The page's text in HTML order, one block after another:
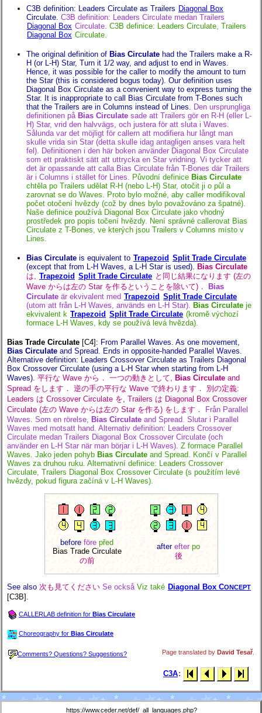
C3B definition: Leaders Circulate as Trailers Diagonal Box
Circulate. C3B definition: Leaders Circulate medan Trailers
Diagonal Box Circulate. C3B definice: Leaders Circulate, Trailers
Diagonal Box Circulate.
The original definition of Bias Circulate had the Trailers make a R-
H (or L-H) Star, Turn it 1/2 way, and adjust to end in Waves.
Hence, it was possible for the caller to modify the amount to turn
the Star (this is considered bogus today). Our definition uses
Diagonal Box Circulate as a convenient way to express turning the
Star. It is inappropriate to call Bias Circulate from T-Bones such
that the Trailers are in Columns instead of Lines. Den ursprungliga
definitionen på Bias Circulate sade att Trailers gör en R-H (eller L-
H) Star, vrid den halvvägs, och justera för att sluta i Waves.
Sålunda var det möjligt för callern att modifiera hur långt man
skulle vrida sin Star (detta skulle idag antagligen anses vara helt
fel). Definitionen i den här boken använder Diagonal Box Circulate
som ett praktiskt sätt att uttrycka en Star vridning. Vi tycker att
det är opassande att calla Bias Circulate från T-Bones där Trailers
är i Columns i stället för Lines. Původní definice Bias Circulate
chtěla po Trailers udělat R-H (nebo L-H) Star, otočit ji o půl a
zarovnat se do Waves. Proto bylo možné, aby caller modifikoval
počet otočení hvězdy (což by dnes bylo považováno za špatné).
Naše definice používá Diagonal Box Circulate jako vhodný
prostředek pro popis točení hvězdy. Není správné callerovat Bias
Circulate z T-Bones, ve kterých jsou Trailers v Columns místo v
Lines.
Bias Circulate is equivalent to Trapezoid Split Trade Circulate
(except that from L-H Waves, a L-H Star is used). Bias Circulate
は, Trapezoid Split Trade Circulate と同じ結果になります (左の
Wave からは左の Star を作るということを除いて)．
Bias
Circulate är ekvivalent med Trapezoid Split Trade Circulate
(utom att från L-H Waves, används en L-H Star). Bias Circulate je
ekvivalent k Trapezoid Split Trade Circulate (kromě výchozí
formace L-H Waves, kdy se používá levá hvězda).
Bias Trade Circulate [C4] : From Parallel Waves. As one movement,
Bias Circulate and Spread. Ends in opposite-handed Parallel Waves.
Alternative definition: Leaders Crossover Circulate as Trailers Diagonal
Box Crossover Circulate (using a L-H Star when starting from L-H
Waves). 平行な Wave から． 一つの動きとして, Bias Circulate and
Spread をします． 逆の手の平行な Wave で終わります． 別の定義:
Leaders は Crossover Circulate を, Trailers は Diagonal Box Crossover
Circulate (左の Wave からは左の Star を作る) をします．
Från Parallel
Waves. Som en rörelse, Bias Circulate and Spread. Slutar i Parallel
Waves med motsatt hand. Alternativ definition: Leaders Crossover
Circulate medan Trailers Diagonal Box Crossover Circulate (och
använder en L-H Star när man börjar i L-H Waves). Z formace Parallel
Waves. Jako jeden pohyb Bias Circulate and Spread. Končí v Parallel
Waves za druhou ruku. Alternativní definice: Leaders Crossover
Circulate, Trailers Diagonal Box Crossover Circulate (s použitím levé
hvězdy, pokud figura začíná v L-H Waves).
before före před
Bias Trade Circulate
の前
after efter po
後
See also 次も見てください Se också Viz také Diagonal Box CONCEPT
[C3B].
CALLERLAB definition for Bias Circulate
Choreography for Bias Circulate
Comments? Questions? Suggestions? Page translated by David Tesař
C3A:
https://www.ceder.net/def/_all_languages.php?